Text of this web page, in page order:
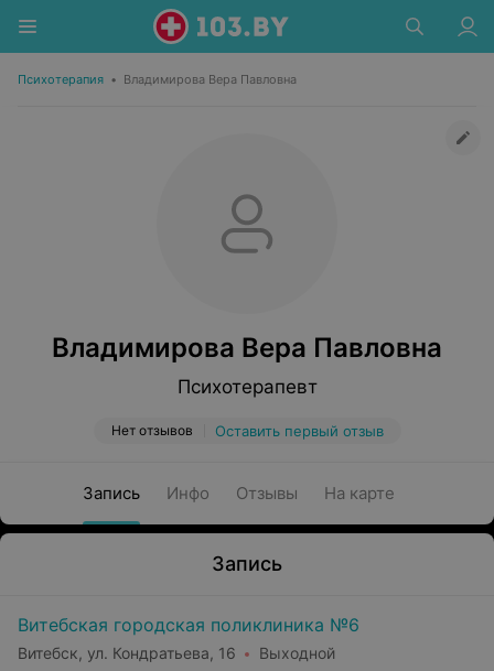
Психотерапия • Владимирова Вера Павловна
Владимирова Вера Павловна
Психотерапевт
Нет отзывов Оставить первый отзыв
Запись Инфо Отзывы На карте
Запись
Витебская городская поликлиника №6
Витебск, ул. Кондратьева, 16 Выходной